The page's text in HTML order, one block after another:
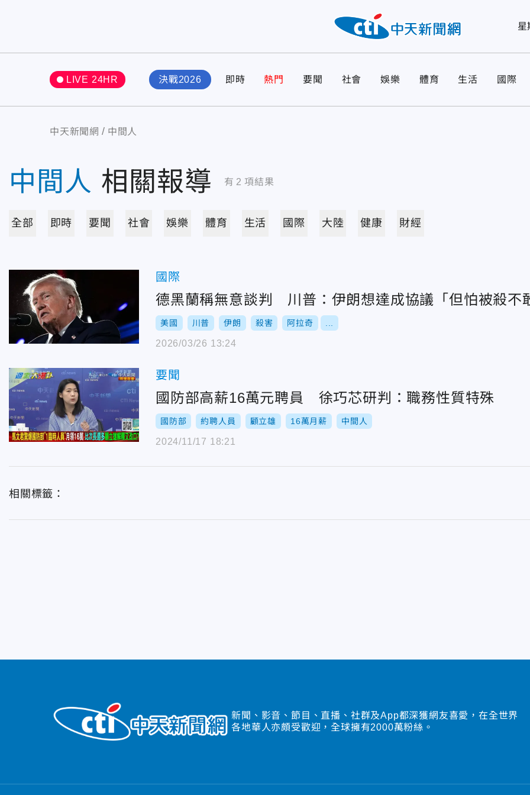
星
LIVE 24HR 決戰2026 即時 熱門 要聞 社會 娛樂 體育 生活 國際
中天新聞網 中間人
中間人 相關報導 有 2 項結果
全部 即時 要聞 社會 娛樂 體育 生活 國際 大陸 健康 財經
國際
德黑蘭稱無意談判 川普：伊朗想達成協議「但怕被殺不
美國 川普 伊朗 殺害 阿拉奇
2026/03/26 13:24
要聞
國防部高薪16萬元聘員 徐巧芯研判：職務性質特殊
國防部 約聘人員 顧立雄 16萬月薪 中間人
2024/11/17 18:21
相關標籤：
新聞、影音、節目、直播、社群及App都深獲網友喜愛，在全世界
各地華人亦頗受歡迎，全球擁有2000萬粉絲。